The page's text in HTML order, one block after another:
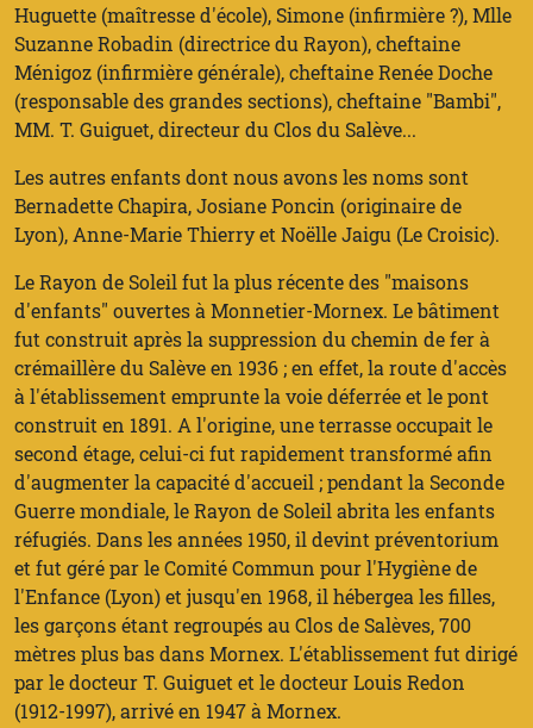
Huguette (maîtresse d'école), Simone (infirmière ?), Mlle
Suzanne Robadin (directrice du Rayon), cheftaine
Ménigoz (infirmière générale), cheftaine Renée Doche
(responsable des grandes sections), cheftaine "Bambi",
MM. T. Guiguet, directeur du Clos du Salève...
Les autres enfants dont nous avons les noms sont
Bernadette Chapira, Josiane Poncin (originaire de
Lyon), Anne-Marie Thierry et Noëlle Jaigu (Le Croisic).
Le Rayon de Soleil fut la plus récente des "maisons
d'enfants" ouvertes à Monnetier-Mornex. Le bâtiment
fut construit après la suppression du chemin de fer à
crémaillère du Salève en 1936 ; en effet, la route d'accès
à l'établissement emprunte la voie déferrée et le pont
construit en 1891. A l'origine, une terrasse occupait le
second étage, celui-ci fut rapidement transformé afin
d'augmenter la capacité d'accueil ; pendant la Seconde
Guerre mondiale, le Rayon de Soleil abrita les enfants
réfugiés. Dans les années 1950, il devint préventorium
et fut géré par le Comité Commun pour l'Hygiène de
l'Enfance (Lyon) et jusqu'en 1968, il hébergea les filles,
les garçons étant regroupés au Clos de Salèves, 700
mètres plus bas dans Mornex. L'établissement fut dirigé
par le docteur T. Guiguet et le docteur Louis Redon
(1912-1997), arrivé en 1947 à Mornex.